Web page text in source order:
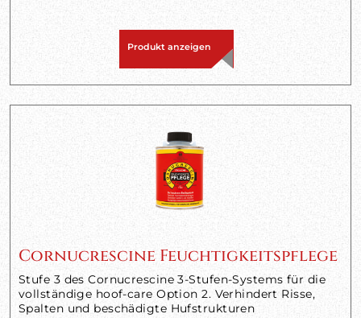
Produkt anzeigen
Cornucrescine Feuchtigkeitspflege
Stufe 3 des Cornucrescine 3-Stufen-Systems für die
vollständige hoof-care Option 2. Verhindert Risse,
Spalten und beschädigte Hufstrukturen